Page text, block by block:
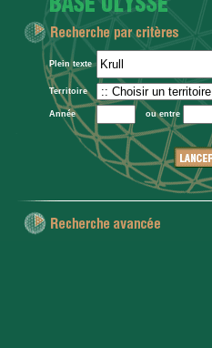
Plein texte
Territoire
Année ou entre